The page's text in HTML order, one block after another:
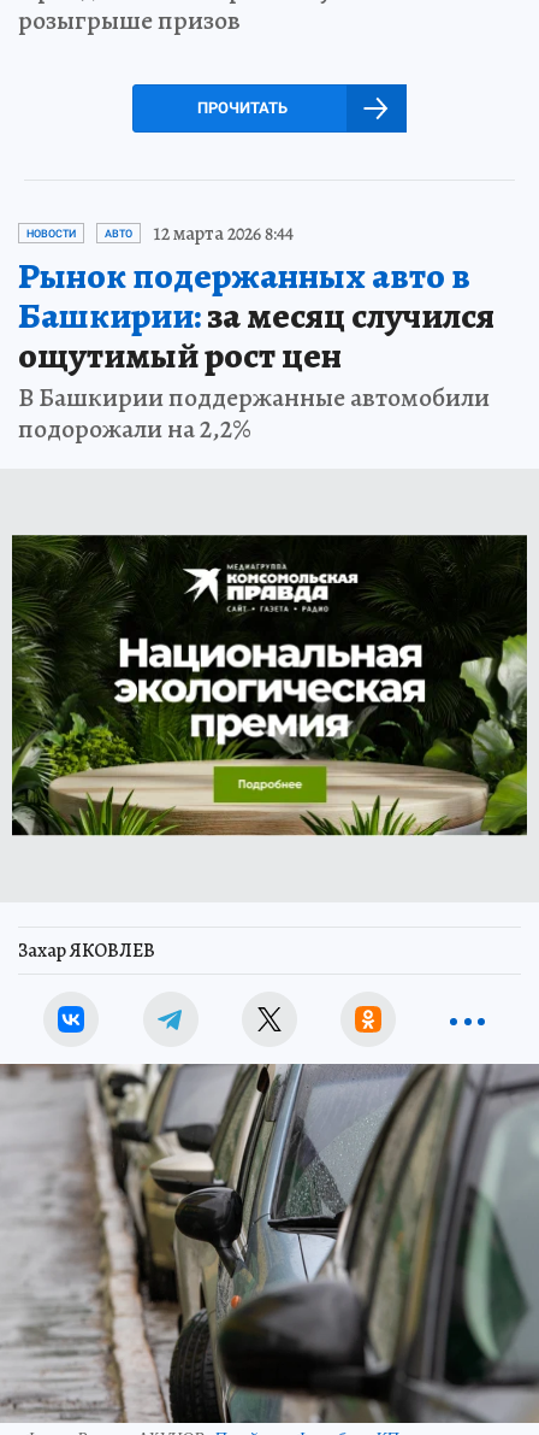
розыгрыше призов
ПРОЧИТАТЬ
НОВОСТИ АВТО 12 марта 2026 8:44
Рынок подержанных авто в
Башкирии:за месяц случился
ощутимый рост цен
В Башкирии поддержанные автомобили
подорожали на 2,2%
Захар ЯКОВЛЕВ